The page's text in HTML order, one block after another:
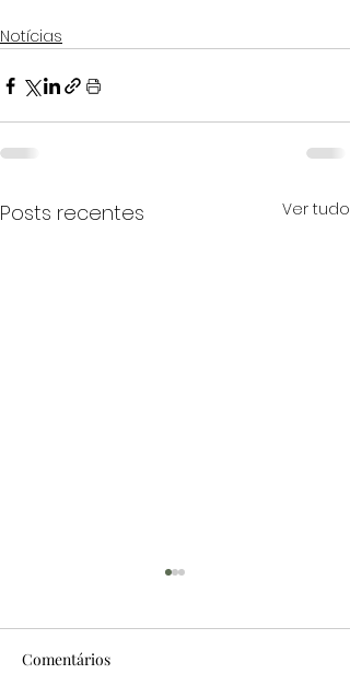
Notícias
Posts recentes Ver tudo
Comentários